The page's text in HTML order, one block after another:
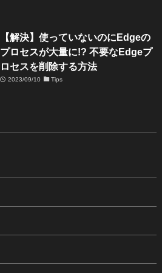
【解決】使っていないのにEdgeの
プロセスが大量に!? 不要なEdgeプ
ロセスを削除する方法
2023/09/10 Tips